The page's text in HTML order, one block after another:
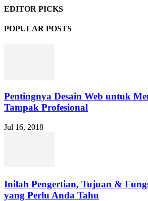
EDITOR PICKS
POPULAR POSTS
Pentingnya Desain Web untuk
Tampak Profesional
Jul 16, 2018
Inilah Pengertian, Tujuan &
yang Perlu Anda Tahu